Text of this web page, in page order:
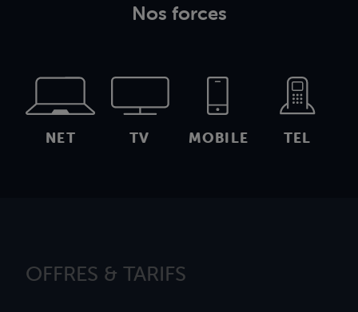
Nos forces
NET TV MOBILE TEL
OFFRES & TARIFS